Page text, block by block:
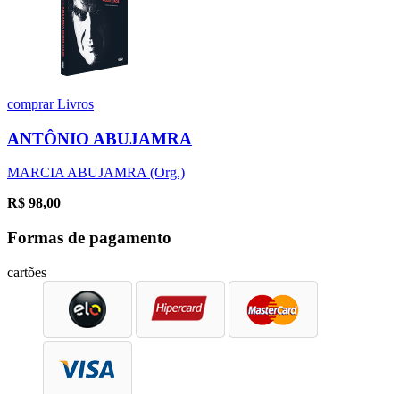
comprarLivros
ANTÔNIO ABUJAMRA
MARCIA ABUJAMRA (Org.)
R$ 98,00
Formas de pagamento
cartões